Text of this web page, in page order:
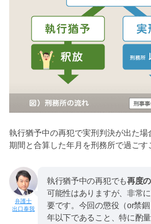
執行猶予中の再犯で実刑判決が出た場
期間と合算した年月を刑務所で過ごす
出口泰我
執行猶予中の再犯でも再度
可能性はありますが、非常
要です。今回の懲役（or禁
年以下であること、特に酌